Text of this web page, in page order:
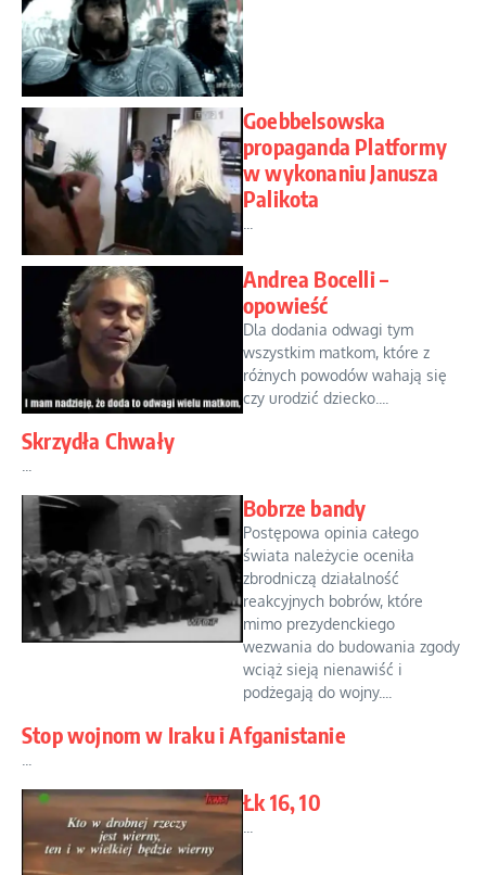
Goebbelsowska
propaganda Platformy
w wykonaniu Janusza
Palikota
Andrea Bocelli –
opowieść
Dla dodania odwagi tym
wszystkim matkom, które z
różnych powodów wahają się
czy urodzić dziecko....
Skrzydła Chwały
Bobrze bandy
Postępowa opinia całego
świata należycie oceniła
zbrodniczą działalność
reakcyjnych bobrów, które
mimo prezydenckiego
wezwania do budowania zgody
wciąż sieją nienawiść i
podżegają do wojny....
Stop wojnom w Iraku i Afganistanie
Łk 16, 10